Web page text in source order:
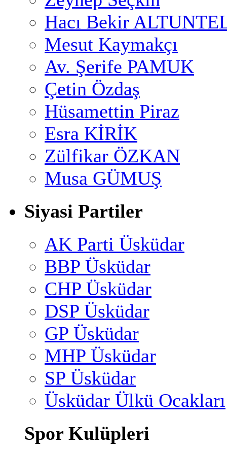
Hacı Bekir
Mesut Kaymakçı
Av. Şerife PAMUK
Çetin Özdaş
Hüsamettin Piraz
Esra KİRİK
Zülfikar ÖZKAN
Musa GÜMUŞ
Siyasi Partiler
AK Parti Üsküdar
BBP Üsküdar
CHP Üsküdar
DSP Üsküdar
GP Üsküdar
MHP Üsküdar
SP Üsküdar
Üsküdar Ülkü Ocakları
Spor Kulüpleri